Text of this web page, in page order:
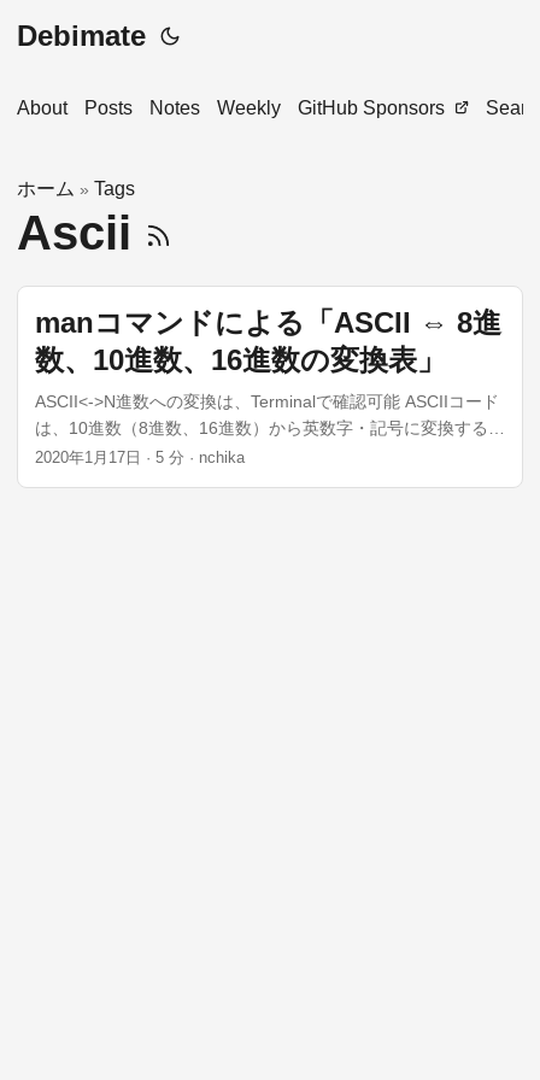
Debimate
About Posts Notes Weekly GitHub Sponsors
ホーム » Tags
Ascii
manコマンドによる「ASCII ⇔ 8進
数、10進数、16進数の変換表」
ASCII<->N進数への変換は、Terminalで確認可能 ASCIIコード
は、10進数（8進数、16進数）から英数字・記号に変換するた
めの文字コードです。正確には、文字コードとは以下の定義
2020年1月17日 · 5 分 · nchika